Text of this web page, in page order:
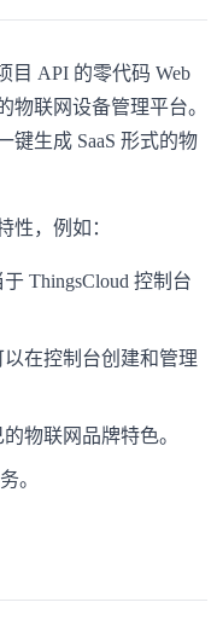
目 API 的零代码 Web
物联网设备管理平台。
键生成 SaaS 形式的物
性，例如：
ThingsCloud 控制台
在控制台创建和管理
物联网品牌特色。
。